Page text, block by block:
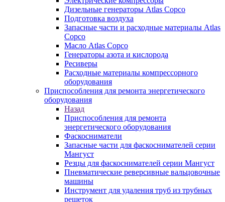
Дизельные генераторы Atlas Copco
Подготовка воздуха
Запасные части и расходные материалы Atlas
Copco
Масло Atlas Copco
Генераторы азота и кислорода
Ресиверы
Расходные материалы компрессорного
оборудования
Приспособления для ремонта энергетического
оборудования
Назад
Приспособления для ремонта
энергетического оборудования
Фаскосниматели
Запасные части для фаскоснимателей серии
Мангуст
Резцы для фаскоснимателей серии Мангуст
Пневматические реверсивные вальцовочные
машины
Инструмент для удаления труб из трубных
решеток